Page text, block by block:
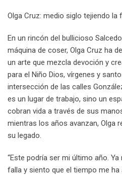
Olga Cruz: medio siglo tejiendo la
En un rincón del bullicioso
máquina de coser, Olga Cruz ha
un arte que mezcla devoción y
para el Niño Dios, vírgenes y
intersección de las calles
es un lugar de trabajo, sino un
cobran vida a través de sus
mientras los años avanzan, Olga
su legado.
“Este podría ser mi último año.
falla y siento que el tiempo me ha